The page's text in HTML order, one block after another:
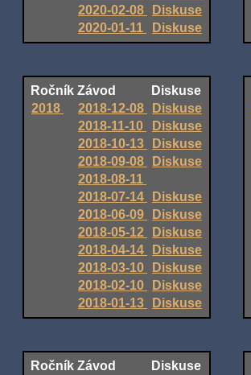
2020-02-08
Diskuse
2020-01-11
Diskuse
Ročník Závod
Diskuse
2018
2018-12-08
Diskuse
2018-11-10
Diskuse
2018-10-13
Diskuse
2018-09-08
Diskuse
2018-08-11
2018-07-14
Diskuse
2018-06-09
Diskuse
2018-05-12
Diskuse
2018-04-14
Diskuse
2018-03-10
Diskuse
2018-02-10
Diskuse
2018-01-13
Diskuse
Ročník Závod
Diskuse